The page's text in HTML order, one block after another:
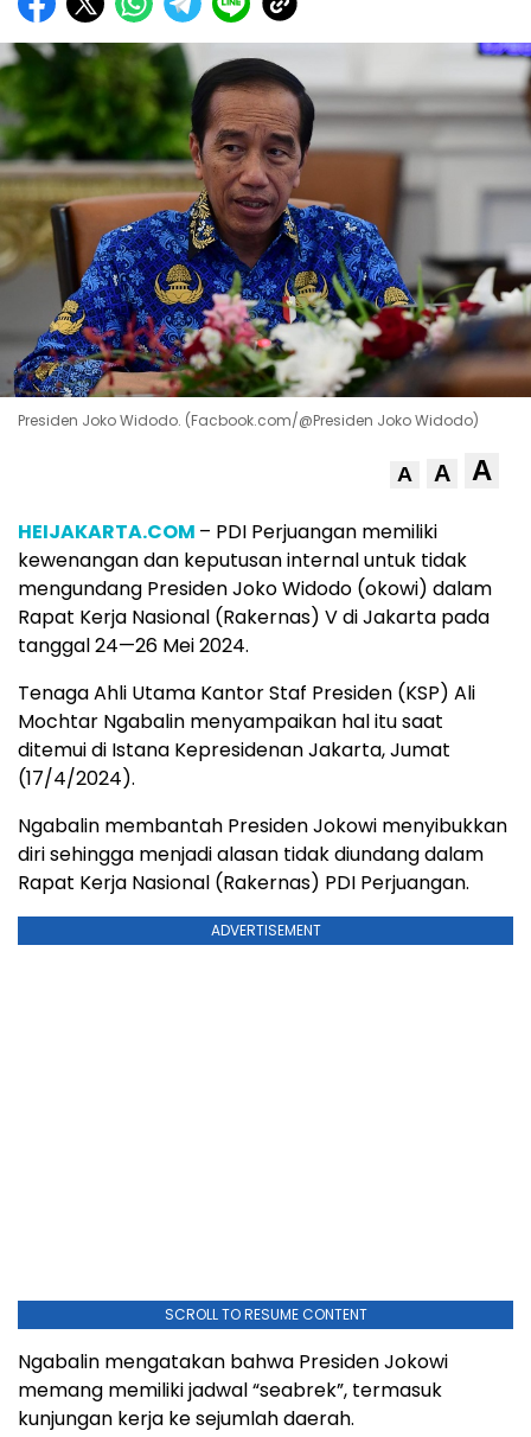
Presiden Joko Widodo. (Facbook.com/@Presiden Joko Widodo)
A A A
HEIJAKARTA.COM – PDI Perjuangan memiliki
kewenangan dan keputusan internal untuk tidak
mengundang Presiden Joko Widodo (okowi) dalam
Rapat Kerja Nasional (Rakernas) V di Jakarta pada
tanggal 24—26 Mei 2024.
Tenaga Ahli Utama Kantor Staf Presiden (KSP) Ali
Mochtar Ngabalin menyampaikan hal itu saat
ditemui di Istana Kepresidenan Jakarta, Jumat
(17/4/2024).
Ngabalin membantah Presiden Jokowi menyibukkan
diri sehingga menjadi alasan tidak diundang dalam
Rapat Kerja Nasional (Rakernas) PDI Perjuangan.
ADVERTISEMENT
SCROLL TO RESUME CONTENT
Ngabalin mengatakan bahwa Presiden Jokowi
memang memiliki jadwal “seabrek”, termasuk
kunjungan kerja ke sejumlah daerah.